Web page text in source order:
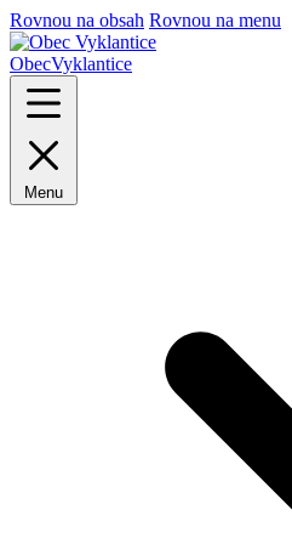
Rovnou na obsah Rovnou na menu
ObecVyklantice
Menu